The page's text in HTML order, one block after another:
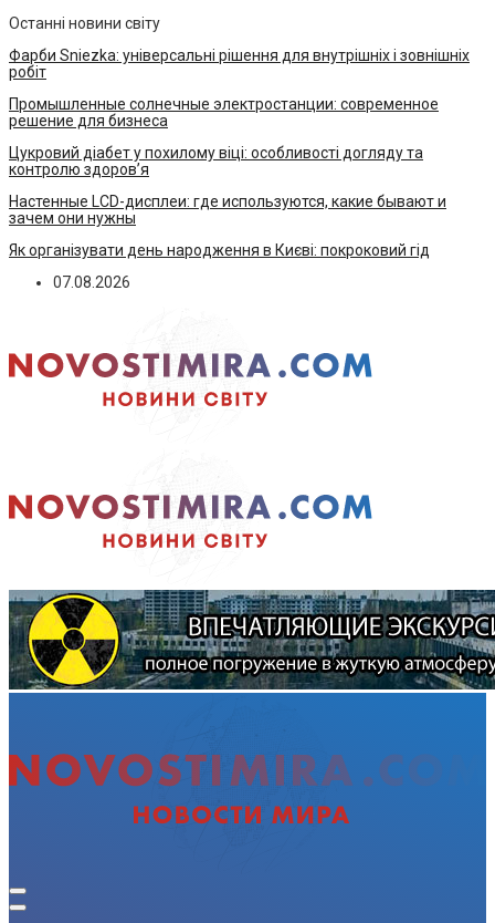
Останні новини світу
Фарби Sniezka: універсальні рішення для внутрішніх і зовнішніх
робіт
Промышленные солнечные электростанции: современное
решение для бизнеса
Цукровий діабет у похилому віці: особливості догляду та
контролю здоров’я
Настенные LCD-дисплеи: где используются, какие бывают и
зачем они нужны
Як організувати день народження в Києві: покроковий гід
07.08.2026